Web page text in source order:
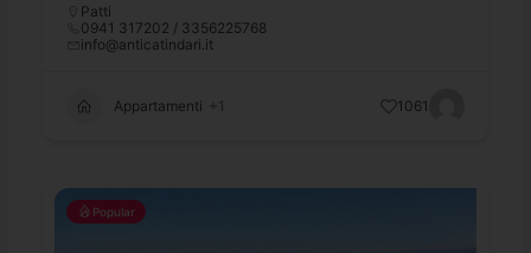
Patti
0941 317202 / 3356225768
info@anticatindari.it
Appartamenti +1 1061
Popular